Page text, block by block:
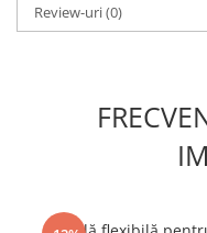
Review-uri(0)